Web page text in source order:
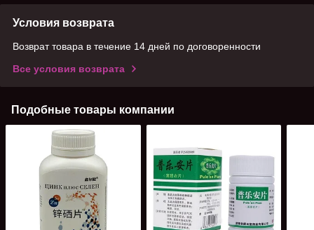
Условия возврата
Возврат товара в течение 14 дней по договоренности
Все условия возврата
Подобные товары компании